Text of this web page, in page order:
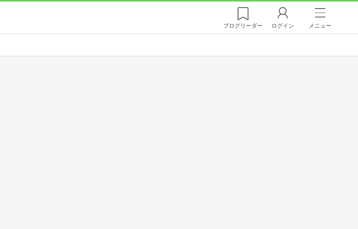
ブログリーダー ログイン メニュー